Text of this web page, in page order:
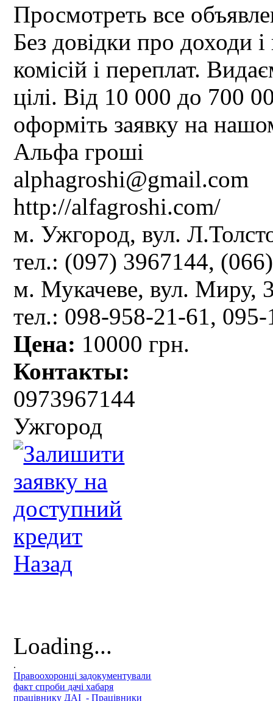
Просмотреть все
Без довідки про доходи
комісій і переплат.
цілі. Від 10 000 до 700
оформіть заявку на
Альфа гроші
alphagroshi@gmail.com
http://alfagroshi.com/
м. Ужгород, вул.
тел.: (097) 3967144,
м. Мукачеве, вул. Миру,
тел.: 098-958-21-61,
Цена: 10000 грн.
Контакты:
0973967144
Ужгород
Назад
Loading...
.
Правоохоронці задокументували
факт спроби дачі хабаря
працівнику ДАІ - Працівники